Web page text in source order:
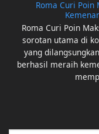
Roma Curi Poin
Roma Curi Poin
sorotan utama di
yang
berhasil meraih